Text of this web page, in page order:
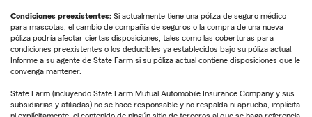
Condiciones preexistentes: Si actualmente tiene una póliza de seguro médico
para mascotas, el cambio de compañía de seguros o la compra de una nueva
póliza podría afectar ciertas disposiciones, tales como las coberturas para
condiciones preexistentes o los deducibles ya establecidos bajo su póliza actual.
Informe a su agente de State Farm si su póliza actual contiene disposiciones que le
convenga mantener.
State Farm (incluyendo State Farm Mutual Automobile Insurance Company y sus
subsidiarias y afiliadas) no se hace responsable y no respalda ni aprueba, implícita